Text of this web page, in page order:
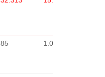
85 1.022